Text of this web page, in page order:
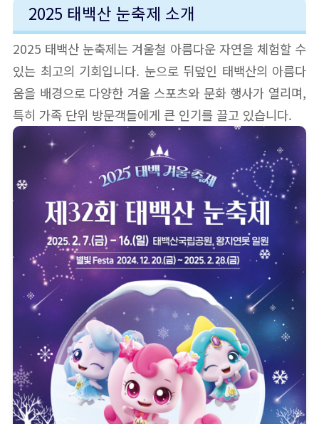
2025 태백산 눈축제 소개
2025 태백산 눈축제는 겨울철 아름다운 자연을 체험할 수
있는 최고의 기회입니다. 눈으로 뒤덮인 태백산의 아름다
움을 배경으로 다양한 겨울 스포츠와 문화 행사가 열리며,
특히 가족 단위 방문객들에게 큰 인기를 끌고 있습니다.